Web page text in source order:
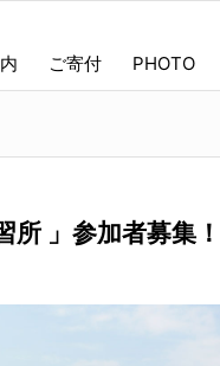
ご寄付 PHOTO
」参加者募集！